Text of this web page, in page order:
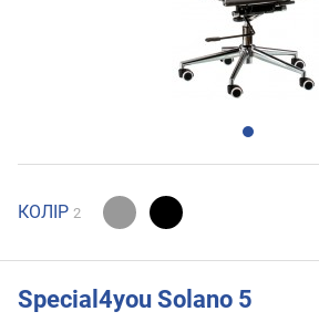
КОЛІР 2
Special4you Solano 5